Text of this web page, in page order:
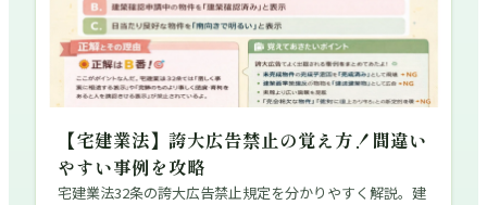
【宅建業法】誇大広告禁止の覚え方！間違い
やすい事例を攻略
宅建業法32条の誇大広告禁止規定を分かりやすく解説。建